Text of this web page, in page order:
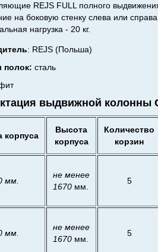
REJS FULL полного
на боковую стенку слева или
нагрузка - 20 кг.
: REJS (Польша)
полок: сталь
выдвижной колонны
корпуса
Высота
корпуса
Количество
корзин
мм.
не менее
1670 мм.
5
мм.
не менее
1670 мм.
5